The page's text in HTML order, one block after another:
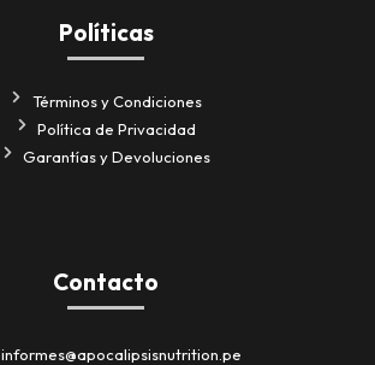
Políticas
Términos y Condiciones
Política de Privacidad
Garantías y Devoluciones
Contacto
informes@apocalipsisnutrition.pe